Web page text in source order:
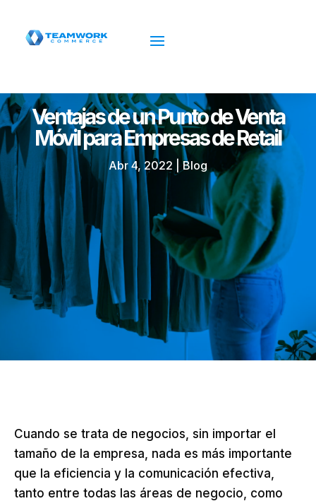
Ventajas de un Punto de Venta
Móvil para Empresas de Retail
Abr 4, 2022 |Blog
Cuando se trata de negocios, sin importar el
tamaño de la empresa, nada es más importante
que la eficiencia y la comunicación efectiva,
tanto entre todas las áreas de negocio, como